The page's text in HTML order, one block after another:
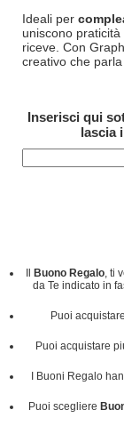
Ideali per
uniscono
riceve. Con
creativo che
Inserisci qui
lascia
Il Buono Regalo , ti
da Te indicato in
Puoi
Puoi acquistare
I Buoni Regalo
Puoi scegliere